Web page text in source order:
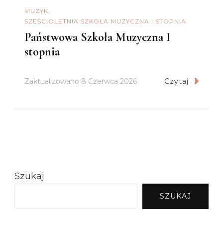
MUZYK
SZEŚCIOLETNIA SZKOŁA MUZYCZNA I STOPNIA
Państwowa Szkoła Muzyczna I
stopnia
Zaktualizowano 8 Czerwca 2026 Czytaj
Szukaj
SZUKAJ